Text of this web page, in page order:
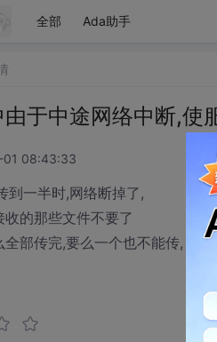
全部 Ada助手
于中途网络中断,使
08:43:33
到一半时,网络断掉了,
的那些文件不要了
部传完,要么一个也不能传,